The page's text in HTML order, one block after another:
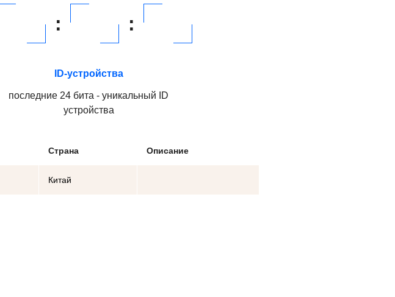
: :
ID-устройства
последние 24 бита - уникальный ID
устройства
Страна Описание
Китай